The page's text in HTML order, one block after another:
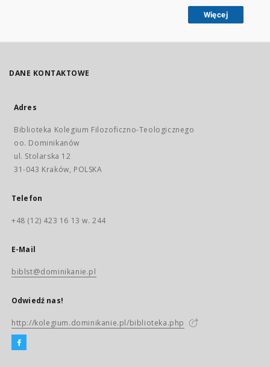
Więcej
DANE KONTAKTOWE
Adres
Biblioteka Kolegium Filozoficzno-Teologicznego
oo. Dominikanów
ul. Stolarska 12
31-043 Kraków, POLSKA
Telefon
+48 (12) 423 16 13 w. 244
E-Mail
biblst@dominikanie.pl
Odwiedź nas!
http://kolegium.dominikanie.pl/biblioteka.php